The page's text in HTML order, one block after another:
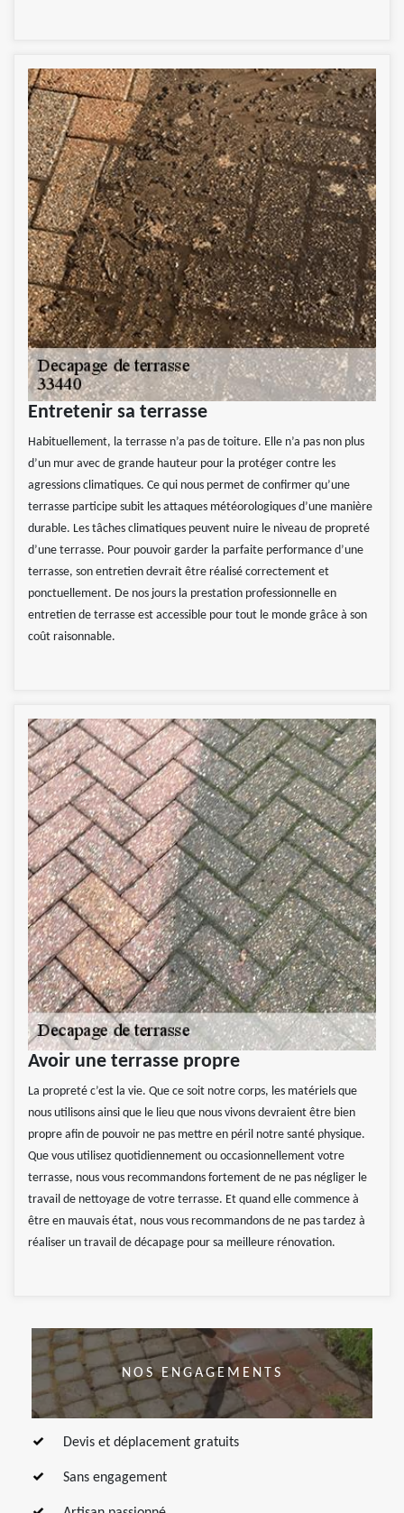
Entretenir sa terrasse
Habituellement, la terrasse n’a pas de toiture. Elle n’a pas non plus
d’un mur avec de grande hauteur pour la protéger contre les
agressions climatiques. Ce qui nous permet de confirmer qu’une
terrasse participe subit les attaques météorologiques d’une manière
durable. Les tâches climatiques peuvent nuire le niveau de propreté
d’une terrasse. Pour pouvoir garder la parfaite performance d’une
terrasse, son entretien devrait être réalisé correctement et
ponctuellement. De nos jours la prestation professionnelle en
entretien de terrasse est accessible pour tout le monde grâce à son
coût raisonnable.
Avoir une terrasse propre
La propreté c’est la vie. Que ce soit notre corps, les matériels que
nous utilisons ainsi que le lieu que nous vivons devraient être bien
propre afin de pouvoir ne pas mettre en péril notre santé physique.
Que vous utilisez quotidiennement ou occasionnellement votre
terrasse, nous vous recommandons fortement de ne pas négliger le
travail de nettoyage de votre terrasse. Et quand elle commence à
être en mauvais état, nous vous recommandons de ne pas tardez à
réaliser un travail de décapage pour sa meilleure rénovation.
NOS ENGAGEMENTS
Devis et déplacement gratuits
Sans engagement